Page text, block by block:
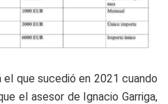
que sucedió en 2021 cuando
el asesor de Ignacio Garriga,